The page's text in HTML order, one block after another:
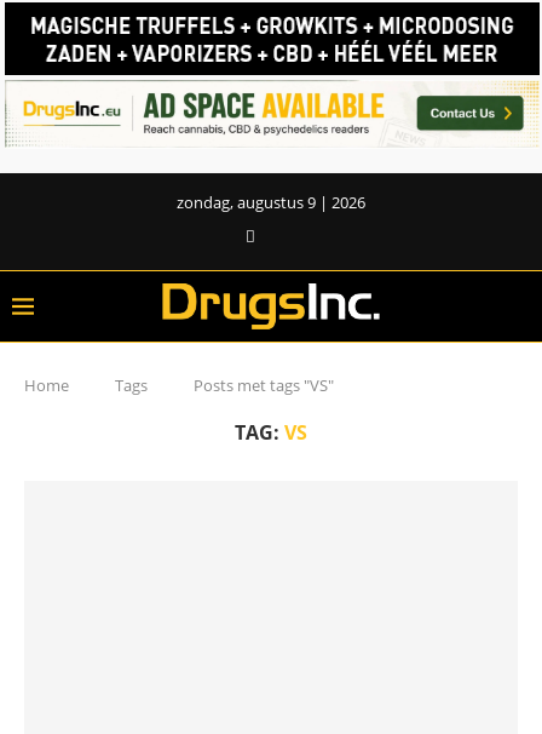
zondag, augustus 9 | 2026
Home Tags Posts met tags "VS"
TAG: VS